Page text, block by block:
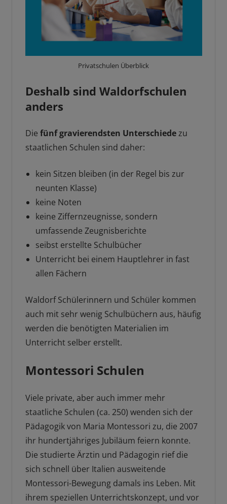
Privatschulen Überblick
Deshalb sind Waldorfschulen
anders
Die fünf gravierendsten Unterschiedezu
staatlichen Schulen sind daher:
kein Sitzen bleiben (in der Regel bis zur
neunten Klasse)
keine Noten
keine Ziffernzeugnisse, sondern
umfassende Zeugnisberichte
seibst erstellte Schulbücher
Unterricht bei einem Hauptlehrer in fast
allen Fächern
Waldorf Schülerinnern und Schüler kommen
auch mit sehr wenig Schulbüchern aus, häufig
werden die benötigten Materialien im
Unterricht selber erstellt.
Montessori Schulen
Viele private, aber auch immer mehr
staatliche Schulen (ca. 250) wenden sich der
Pädagogik von Maria Montessori zu, die 2007
ihr hundertjähriges Jubiläum feiern konnte.
Die studierte Ärztin und Pädagogin rief die
sich schnell über Italien ausweitende
Montessori-Bewegung damals ins Leben. Mit
ihrem speziellen Unterrichtskonzept, und vor